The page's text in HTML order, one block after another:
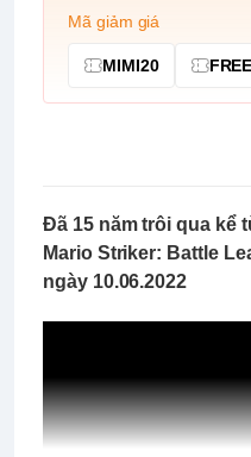
Mã giảm giá
MIMI20
Đã 15 năm trôi qua kể
Mario Striker: Battle
ngày 10.06.2022